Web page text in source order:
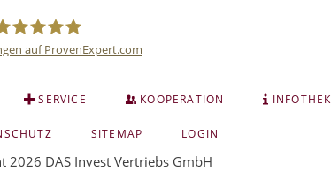
auf ProvenExpert.com
SERVICE KOOPERATION INFOTHEK
SITEMAP LOGIN
2026 DAS Invest Vertriebs GmbH